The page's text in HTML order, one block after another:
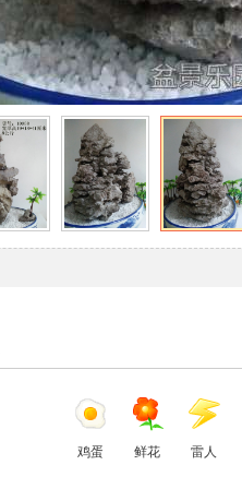
鸡蛋 鲜花 雷人